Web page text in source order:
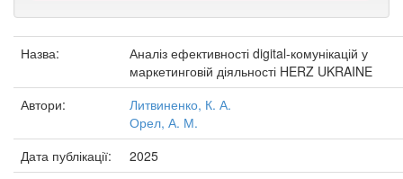
Назва:
Аналіз ефективності digital-комунікацій у
маркетинговій діяльності HERZ UKRAINE
Автори:
Литвиненко, К. А.
Орел, А. М.
Дата публікації:
2025